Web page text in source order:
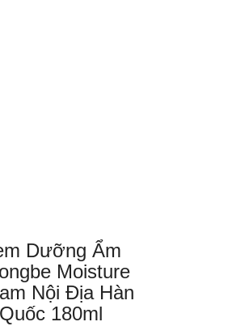
Dưỡng Ẩm
Moisture
Nội Địa Hàn
Quốc 180ml